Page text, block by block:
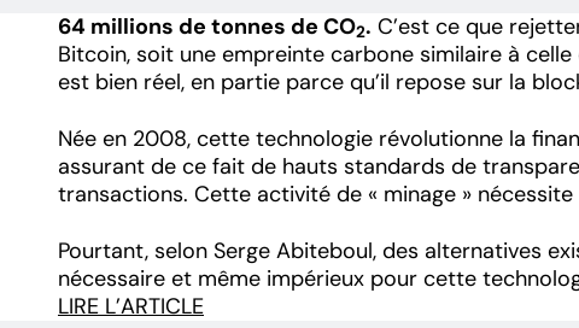
64 millions de tonnes de CO2. C’est ce que
Bitcoin, soit une empreinte carbone similaire à
est bien réel, en partie parce qu’il repose sur la
Née en 2008, cette technologie révolutionne la
assurant de ce fait de hauts standards de
transactions. Cette activité de « minage »
Pourtant, selon Serge Abiteboul, des alternatives
nécessaire et même impérieux pour cette
LIRE L’ARTICLE